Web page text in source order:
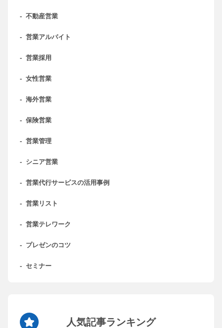
- 不動産営業
- 営業アルバイト
- 営業採用
- 女性営業
- 海外営業
- 保険営業
- 営業管理
- シニア営業
- 営業代行サービスの活用事例
- 営業リスト
- 営業テレワーク
- プレゼンのコツ
- セミナー
人気記事ランキング